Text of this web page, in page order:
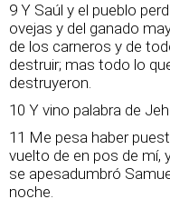
9 Y Saúl y el pueblo
ovejas y del ganado
de los carneros y de
destruir; mas todo lo
destruyeron.
10 Y vino palabra de
11 Me pesa haber
vuelto de en pos de mí,
se apesadumbró
noche.